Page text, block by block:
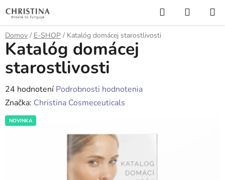
na
obsah
Hľadať
KOŠÍK
Domov / E-SHOP / Katalóg domácej starostlivosti
Katalóg domácej
starostlivosti
Priemerné
hodnotenie
produktu
je
24 hodnotení Podrobnosti hodnotenia
Značka: Christina Cosmeceuticals
NOVINKA